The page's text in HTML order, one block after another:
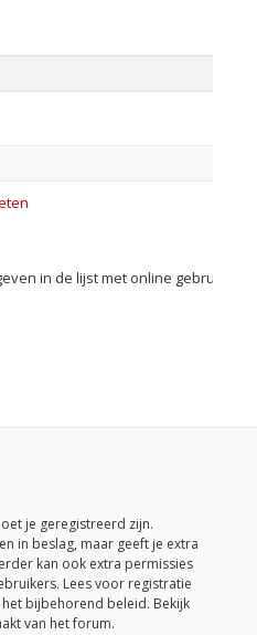
in de lijst met online gebruikers
je geregistreerd zijn.
in beslag, maar geeft je extra
kan ook extra permissies
Lees voor registratie
bijbehorend beleid. Bekijk
van het forum.